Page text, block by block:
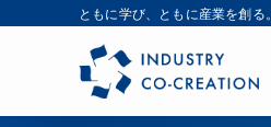
ともに学び、ともに産業を創る。